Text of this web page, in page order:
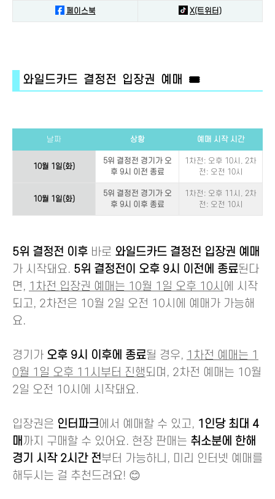
페이스북 X(트위터)
와일드카드 결정전 입장권 예매 🎟️
날짜 상황 예매 시작 시간
10월 1일(화)
5위 결정전 경기가 오
후 9시 이전 종료
1차전: 오후 10시, 2차
전: 오전 10시
10월 1일(화)
5위 결정전 경기가 오
후 9시 이후 종료
1차전: 오후 11시, 2차
전: 오전 10시
5위 결정전 이후 바로 와일드카드 결정전 입장권 예매
가 시작돼요. 5위 결정전이 오후 9시 이전에 종료된다
면, 1차전 입장권 예매는 10월 1일 오후 10시 에 시작
되고, 2차전은 10월 2일 오전 10시에 예매가 가능해
요.
경기가 오후 9시 이후에 종료될 경우, 1차전 예매는 1
0월 1일 오후 11시부터 진행되며, 2차전 예매는 10월
2일 오전 10시에 시작돼요.
입장권은 인터파크에서 예매할 수 있고, 1인당 최대 4
매 까지 구매할 수 있어요. 현장 판매는 취소분에 한해
경기 시작 2시간 전부터 가능하니, 미리 인터넷 예매를
해두시는 걸 추천드려요! 😊